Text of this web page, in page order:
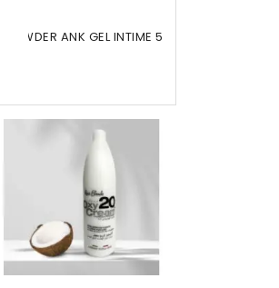
ANK GEL INTIME 5IN1 BLEU...